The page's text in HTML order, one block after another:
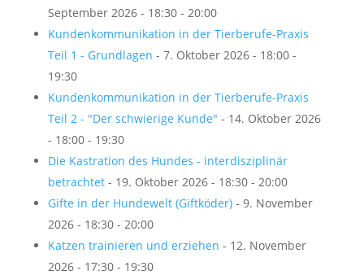
September 2026 - 18:30 - 20:00
Kundenkommunikation in der Tierberufe-Praxis
Teil 1 - Grundlagen - 7. Oktober 2026 - 18:00 -
19:30
Kundenkommunikation in der Tierberufe-Praxis
Teil 2 - "Der schwierige Kunde" - 14. Oktober 2026
- 18:00 - 19:30
Die Kastration des Hundes - interdisziplinär
betrachtet- 19. Oktober 2026 - 18:30 - 20:00
Gifte in der Hundewelt (Giftköder)- 9. November
2026 - 18:30 - 20:00
Katzen trainieren und erziehen - 12. November
2026 - 17:30 - 19:30